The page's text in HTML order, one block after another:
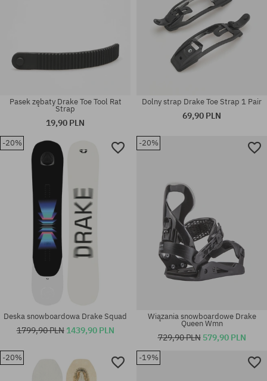
rozmiar uniwersalny
Dostępne rozmiary:
rozmiar uniwersalny
Pasek zębaty Drake Toe Tool Rat
Strap
19,90 PLN
Dolny strap Drake Toe Strap 1 Pair
69,90 PLN
-20%
Deska snowboardowa Drake Squad
1799,90 PLN 1439,90 PLN
-20%
Wiązania snowboardowe Drake
Queen Wmn
729,90 PLN 579,90 PLN
-20% -19%